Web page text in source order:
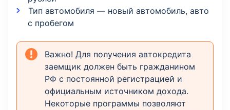
Тип автомобиля — новый автомобиль, авто
с пробегом
Важно! Для получения автокредита
заемщик должен быть гражданином
РФ с постоянной регистрацией и
официальным источником дохода.
Некоторые программы позволяют